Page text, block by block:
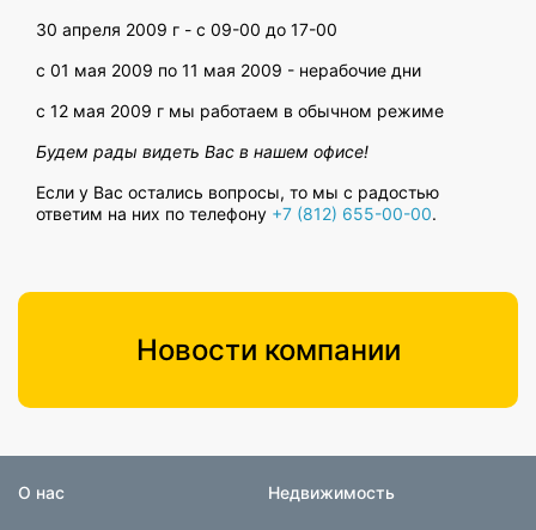
30 апреля 2009 г - с 09-00 до 17-00
с 01 мая 2009 по 11 мая 2009 - нерабочие дни
с 12 мая 2009 г мы работаем в обычном режиме
Будем рады видеть Вас в нашем офисе!
Если у Вас остались вопросы, то мы с радостью
ответим на них по телефону +7 (812) 655-00-00.
Новости компании
О нас Недвижимость